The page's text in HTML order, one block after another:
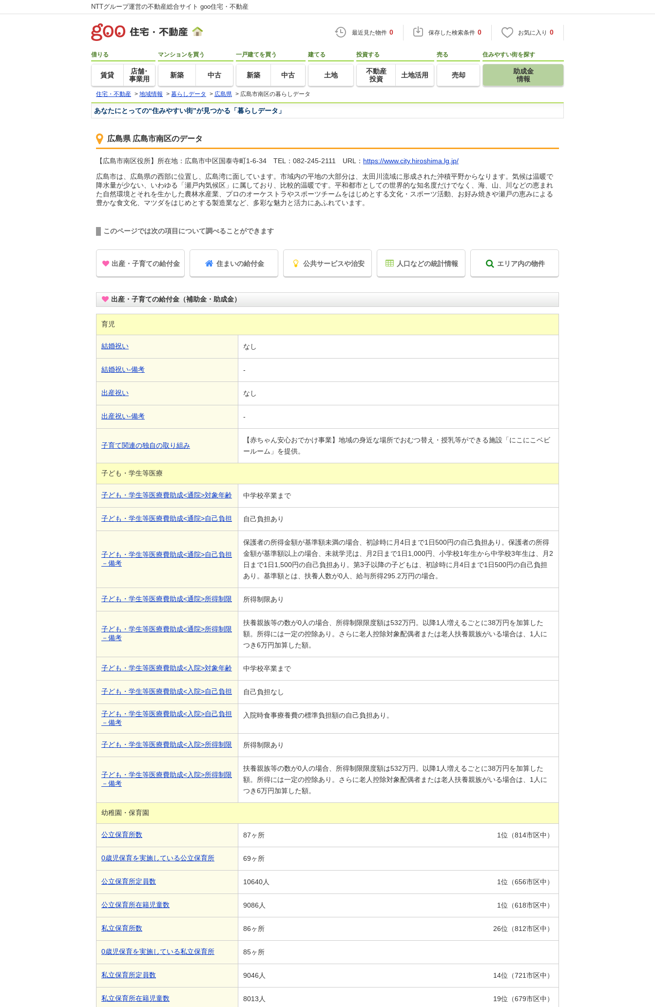
NTTグループ運営の不動産総合サイト goo住宅・不動産
最近見た物件 0 保存した検索条件 0 お気に入り 0
借りる
賃貸
店舗･
事業用
マンションを買う
新築 中古
一戸建てを買う
新築 中古
建てる
土地
投資する
不動産
投資
土地活用
売る
売却
住みやすい街を探す
助成金
情報
住宅・不動産 > 地域情報 > 暮らしデータ > 広島県 > 広島市南区の暮らしデータ
あなたにとっての“住みやすい街”が見つかる「暮らしデータ」
広島県 広島市南区のデータ
【広島市南区役所】所在地：広島市中区国泰寺町1-6-34 TEL：082-245-2111 URL： https://www.city.hiroshima.lg.jp/
広島市は、広島県の西部に位置し、広島湾に面しています。市域内の平地の大部分は、太田川流域に形成された沖積平野からなります。気候は温暖で
降水量が少ない、いわゆる「瀬戸内気候区」に属しており、比較的温暖です。平和都市としての世界的な知名度だけでなく、海、山、川などの恵まれ
た自然環境とそれを生かした農林水産業、プロのオーケストラやスポーツチームをはじめとする文化・スポーツ活動、お好み焼きや瀬戸の恵みによる
豊かな食文化、マツダをはじめとする製造業など、多彩な魅力と活力にあふれています。
このページでは次の項目について調べることができます
出産・子育ての給付金 住まいの給付金 公共サービスや治安 人口などの統計情報 エリア内の物件
出産・子育ての給付金（補助金・助成金）
育児
結婚祝い なし
結婚祝い-備考 -
出産祝い なし
出産祝い-備考 -
子育て関連の独自の取り組み
【赤ちゃん安心おでかけ事業】地域の身近な場所でおむつ替え・授乳等ができる施設「にこにこベビ
ールーム」を提供。
子ども・学生等医療
子ども・学生等医療費助成<通院>対象年齢 中学校卒業まで
子ども・学生等医療費助成<通院>自己負担 自己負担あり
子ども・学生等医療費助成<通院>自己負担
－備考
保護者の所得金額が基準額未満の場合、初診時に月4日まで1日500円の自己負担あり。保護者の所得
金額が基準額以上の場合、未就学児は、月2日まで1日1,000円、小学校1年生から中学校3年生は、月2
日まで1日1,500円の自己負担あり。第3子以降の子どもは、初診時に月4日まで1日500円の自己負担
あり。基準額とは、扶養人数が0人、給与所得295.2万円の場合。
子ども・学生等医療費助成<通院>所得制限 所得制限あり
子ども・学生等医療費助成<通院>所得制限
－備考
扶養親族等の数が0人の場合、所得制限限度額は532万円。以降1人増えるごとに38万円を加算した
額。所得には一定の控除あり。さらに老人控除対象配偶者または老人扶養親族がいる場合は、1人に
つき6万円加算した額。
子ども・学生等医療費助成<入院>対象年齢 中学校卒業まで
子ども・学生等医療費助成<入院>自己負担 自己負担なし
子ども・学生等医療費助成<入院>自己負担
－備考
入院時食事療養費の標準負担額の自己負担あり。
子ども・学生等医療費助成<入院>所得制限 所得制限あり
子ども・学生等医療費助成<入院>所得制限
－備考
扶養親族等の数が0人の場合、所得制限限度額は532万円。以降1人増えるごとに38万円を加算した
額。所得には一定の控除あり。さらに老人控除対象配偶者または老人扶養親族がいる場合は、1人に
つき6万円加算した額。
幼稚園・保育園
公立保育所数 87ヶ所 1位（814市区中）
0歳児保育を実施している公立保育所 69ヶ所
公立保育所定員数 10640人 1位（656市区中）
公立保育所在籍児童数 9086人 1位（618市区中）
私立保育所数 86ヶ所 26位（812市区中）
0歳児保育を実施している私立保育所 85ヶ所
私立保育所定員数 9046人 14位（721市区中）
私立保育所在籍児童数 8013人 19位（679市区中）